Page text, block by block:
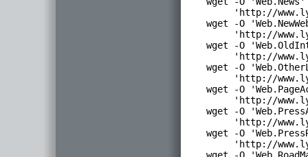
'http://
wget -O
'http://
wget -O
'http://
wget -O
'http://
wget -O
'http://
wget -O
'http://
wget -O
'http://